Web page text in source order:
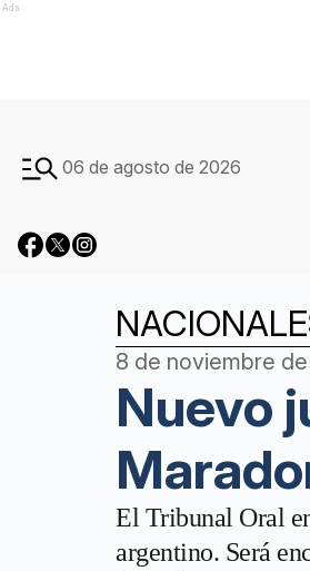
Ads
06 de agosto de 2026
8 de noviembre
Nuevo
El Tribunal Oral
argentino. Será